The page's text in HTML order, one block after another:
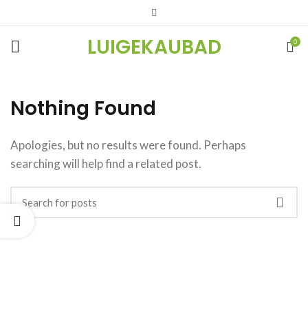
LUIGEKAUBAD 0
Nothing Found
Apologies, but no results were found. Perhaps
searching will help find a related post.